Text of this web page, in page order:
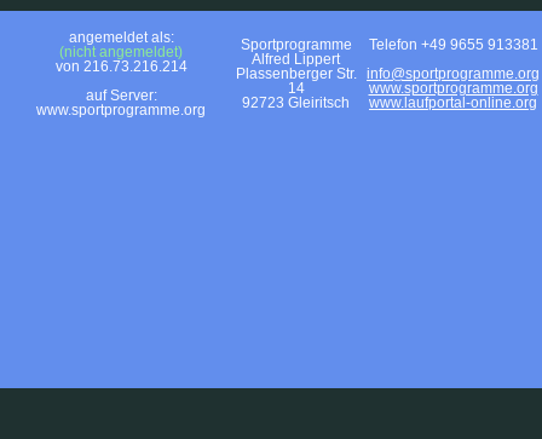
angemeldet als:
(nicht angemeldet)
von 216.73.216.214
auf Server:
www.sportprogramme.org
Sportprogramme
Alfred Lippert
Plassenberger Str.
14
92723 Gleiritsch
Telefon +49 9655 913381
info@sportprogramme.org
www.sportprogramme.org
www.laufportal-online.org